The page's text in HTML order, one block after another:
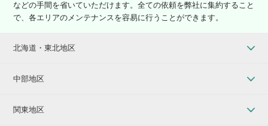
などの手間を省いていただけます。全ての依頼を弊社に集約すること
で、各エリアのメンテナンスを容易に行うことができます。
北海道・東北地区
中部地区
関東地区